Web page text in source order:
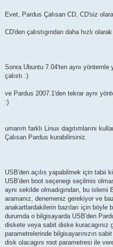
Evet, Pardus Çalısan CD, CD'siz
CD'den çalıstıgından daha hızlı
Sonra Ubuntu 7.04'ten aynı
çalıstı :)
ve Pardus 2007.1'den tekrar aynı
:)
umarım farklı Linux dagıtımlarını
Çalısan Pardus kurabilirsiniz.
USB'den açılıs yapabilmek için tabii
USB'den boot seçenegi seçilmis
aynı sekilde olmadıgından, bu islemi
aramanız, denemeniz gerekiyor ve
anakartlardakilerin bazıları için böyle
durumda o bilgisayarda USB'den
diskete veya sabit diske kuracagınız
parametrelerinde bilgisayarınızın
disk olacagını root parametresi ile